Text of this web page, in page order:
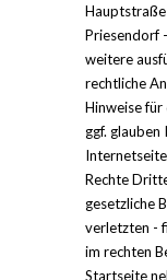
Priesendorf -
weitere
rechtliche
Hinweise für
ggf.
Rechte
gesetzliche
verletzten -
im rechten
Startseite